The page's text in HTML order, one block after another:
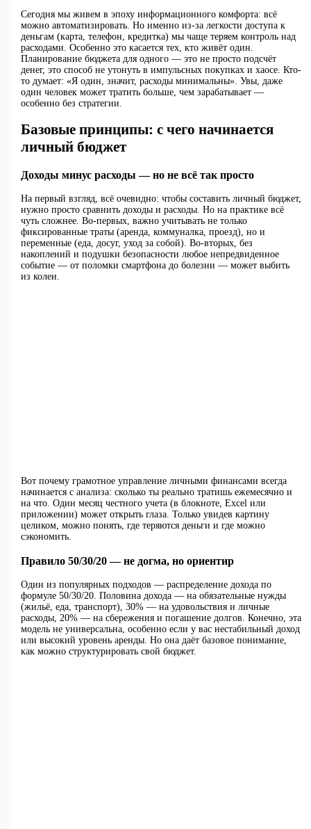
Сегодня мы живем в эпоху информационного комфорта: всё
можно автоматизировать. Но именно из-за легкости доступа к
деньгам (карта, телефон, кредитка) мы чаще теряем контроль над
расходами. Особенно это касается тех, кто живёт один.
Планирование бюджета для одного — это не просто подсчёт
денег, это способ не утонуть в импульсных покупках и хаосе. Кто-
то думает: «Я один, значит, расходы минимальны». Увы, даже
один человек может тратить больше, чем зарабатывает —
особенно без стратегии.
Базовые принципы: с чего начинается
личный бюджет
Доходы минус расходы — но не всё так просто
На первый взгляд, всё очевидно: чтобы составить личный бюджет,
нужно просто сравнить доходы и расходы. Но на практике всё
чуть сложнее. Во-первых, важно учитывать не только
фиксированные траты (аренда, коммуналка, проезд), но и
переменные (еда, досуг, уход за собой). Во-вторых, без
накоплений и подушки безопасности любое непредвиденное
событие — от поломки смартфона до болезни — может выбить
из колеи.
Вот почему грамотное управление личными финансами всегда
начинается с анализа: сколько ты реально тратишь ежемесячно и
на что. Один месяц честного учета (в блокноте, Excel или
приложении) может открыть глаза. Только увидев картину
целиком, можно понять, где теряются деньги и где можно
сэкономить.
Правило 50/30/20 — не догма, но ориентир
Один из популярных подходов — распределение дохода по
формуле 50/30/20. Половина дохода — на обязательные нужды
(жильё, еда, транспорт), 30% — на удовольствия и личные
расходы, 20% — на сбережения и погашение долгов. Конечно, эта
модель не универсальна, особенно если у вас нестабильный доход
или высокий уровень аренды. Но она даёт базовое понимание,
как можно структурировать свой бюджет.